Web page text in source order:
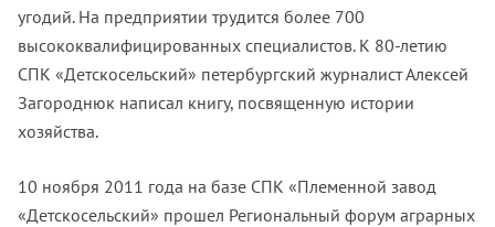
угодий. На предприятии трудится более 700
высококвалифицированных специалистов. К 80-летию
СПК «Детскосельский» петербургский журналист Алексей
Загороднюк написал книгу, посвященную истории
хозяйства.
10 ноября 2011 года на базе СПК «Племенной завод
«Детскосельский» прошел Региональный форум аграрных